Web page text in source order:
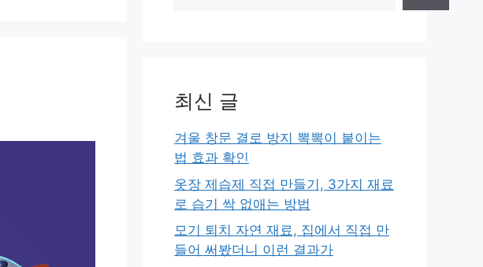
최신 글
겨울 창문 결로 방지 뽁뽁이 붙이는
법 효과 확인
옷장 제습제 직접 만들기, 3가지 재료
로 습기 싹 없애는 방법
모기 퇴치 자연 재료, 집에서 직접 만
들어 써봤더니 이런 결과가